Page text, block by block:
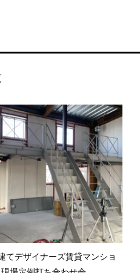
てデザイナーズ賃貸マンショ